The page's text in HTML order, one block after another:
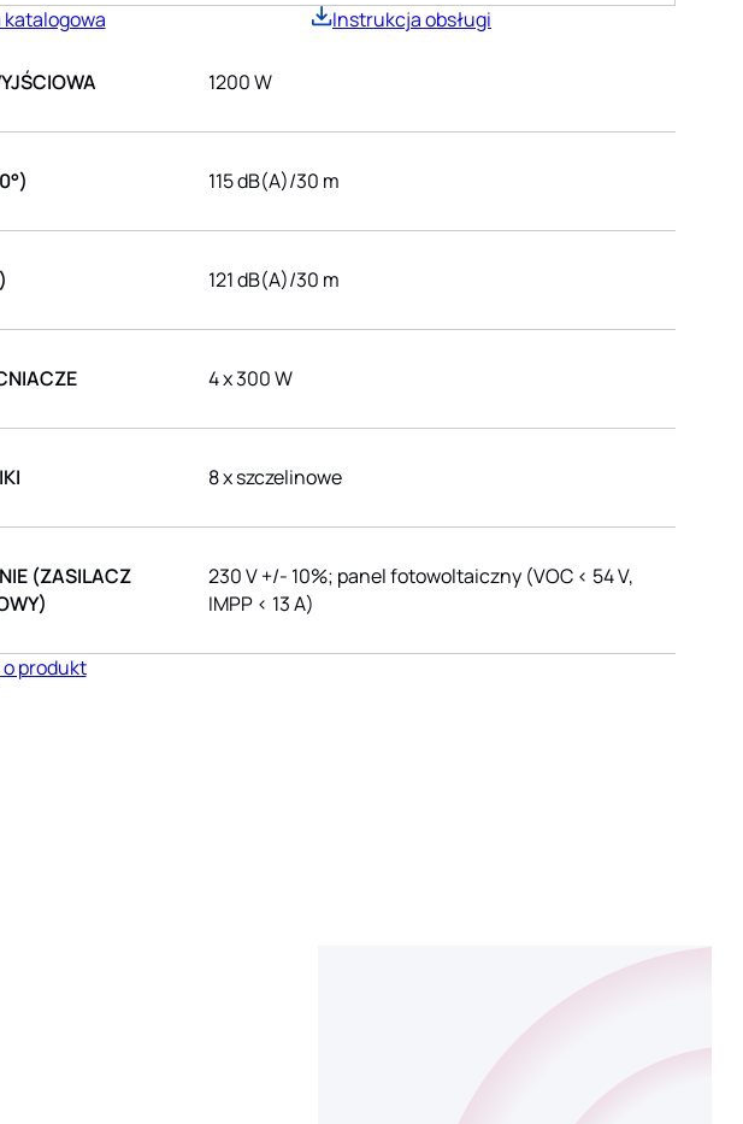
Instrukcja obsługi
1200 W
115 dB(A)/30 m
121 dB(A)/30 m
4 x 300 W
8 x szczelinowe
(ZASILACZ
230 V +/- 10%; panel fotowoltaiczny (VOC < 54 V,
IMPP < 13 A)
produkt
4000
pełni…